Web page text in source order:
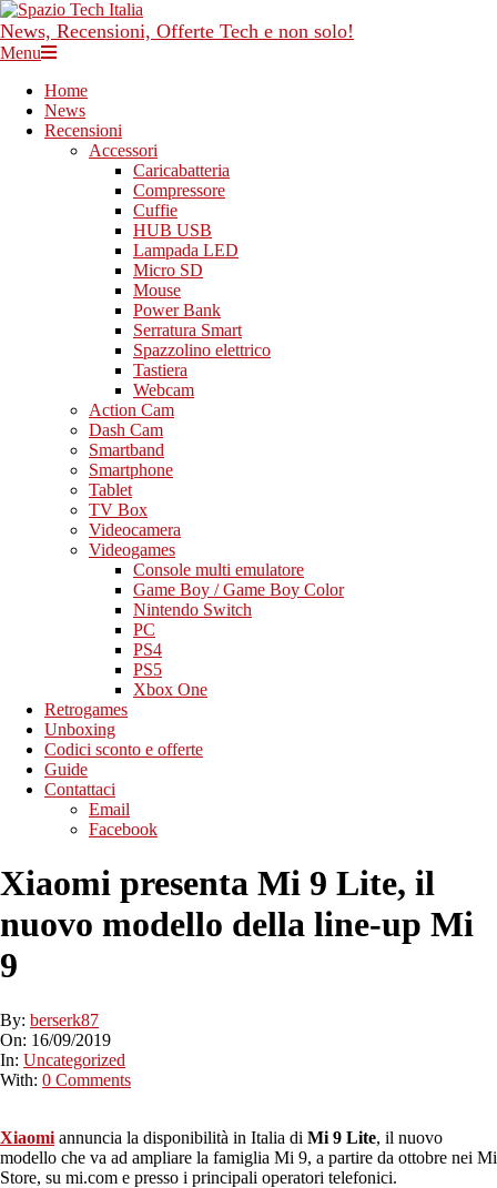
Skip
to
content
News, Recensioni, Offerte Tech e non solo!
Primary
Menu
Menu
Home
News
Recensioni
Accessori
Caricabatteria
Compressore
Cuffie
HUB USB
Lampada LED
Micro SD
Mouse
Power Bank
Serratura Smart
Spazzolino elettrico
Tastiera
Webcam
Action Cam
Dash Cam
Smartband
Smartphone
Tablet
TV Box
Videocamera
Videogames
Console multi emulatore
Game Boy / Game Boy Color
Nintendo Switch
PC
PS4
PS5
Xbox One
Retrogames
Unboxing
Codici sconto e offerte
Guide
Contattaci
Email
Facebook
Xiaomi presenta Mi 9 Lite, il
nuovo modello della line-up Mi
9
By: berserk87
On: 16/09/2019
In: Uncategorized
With: 0 Comments
Xiaomi annuncia la disponibilità in Italia di Mi 9 Lite, il nuovo
modello che va ad ampliare la famiglia Mi 9, a partire da ottobre nei Mi
Store, su mi.com e presso i principali operatori telefonici.